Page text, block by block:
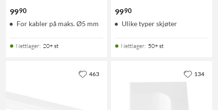
9990
For kabler på maks. Ø5 mm
Nettlager: 20+ st
9990
Ulike typer skjøter
Nettlager: 50+ st
463 134